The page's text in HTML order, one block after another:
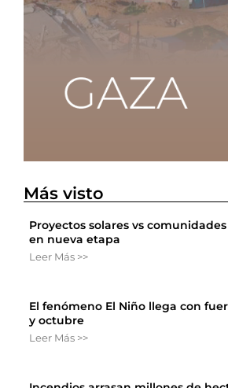
Más visto
Proyectos solares vs
en nueva etapa
Leer Más >>
El fenómeno El Niño llega con
y octubre
Leer Más >>